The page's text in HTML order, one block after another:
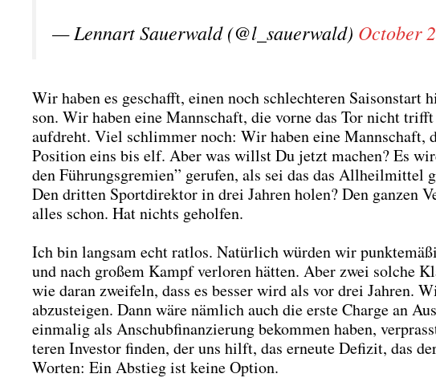
— Lenn­art Sau­er­wald (@l_sauerwald) Octo­ber
Wir haben es geschafft, einen noch schlech­te­ren
son. Wir haben eine Mann­schaft, die vor­ne das Tor nicht
auf­dreht. Viel schlim­mer noch: Wir haben eine
Posi­ti­on eins bis elf. Aber was willst Du jetzt machen? Es
den Füh­rungs­gre­mi­en” geru­fen, als sei das das All­heil­mit­tel
Den drit­ten Sport­di­rek­tor in drei Jah­ren holen? Den gan­zen
alles schon. Hat nichts gehol­fen.
Ich bin lang­sam echt rat­los. Natür­lich wür­den wir
und nach gro­ßem Kampf ver­lo­ren hät­ten. Aber zwei sol­che
wie dar­an zwei­feln, dass es bes­ser wird als vor drei Jah­ren.
abzu­stei­gen. Dann wäre näm­lich auch die ers­te Char­ge an
ein­ma­lig als Anschub­fi­nan­zie­rung bekom­men haben,
te­ren Inves­tor fin­den, der uns hilft, das erneu­te Defi­zit, das
Wor­ten: Ein Abstieg ist kei­ne Opti­on.